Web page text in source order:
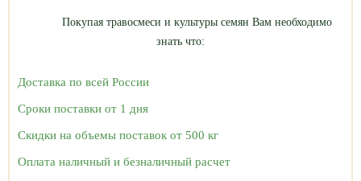
Покупая травосмеси и культуры семян Вам необходимо
знать что:
Доставка по всей России
Сроки поставки от 1 дня
Скидки на объемы поставок от 500 кг
Оплата наличный и безналичный расчет